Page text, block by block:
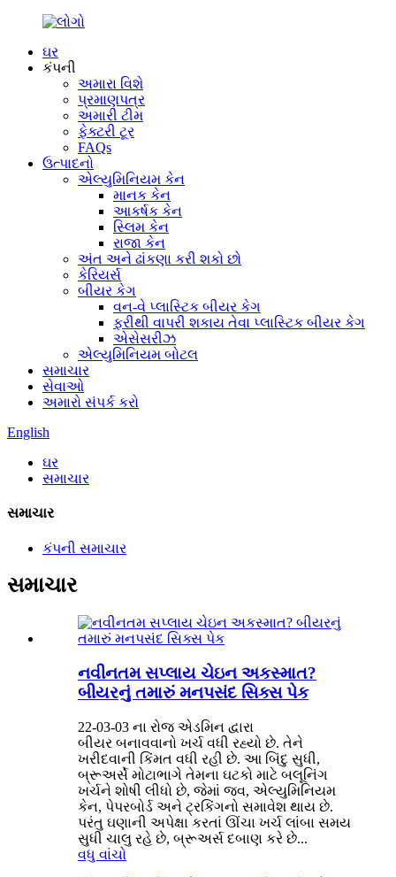
ઘર
કંપની
અમારા વિશે
પ્રમાણપત્ર
અમારી ટીમ
ફેક્ટરી ટૂર
FAQs
ઉત્પાદનો
એલ્યુમિનિયમ કેન
માનક કેન
આકર્ષક કેન
સ્લિમ કેન
રાજા કેન
અંત અને ઢાંકણા કરી શકો છો
કેરિયર્સ
બીયર કેગ
વન-વે પ્લાસ્ટિક બીયર કેગ
ફરીથી વાપરી શકાય તેવા પ્લાસ્ટિક બીયર કેગ
એસેસરીઝ
એલ્યુમિનિયમ બોટલ
સમાચાર
સેવાઓ
અમારો સંપર્ક કરો
English
ઘર
સમાચાર
સમાચાર
કંપની સમાચાર
સમાચાર
નવીનતમ સપ્લાય ચેઇન અકસ્માત?
બીયરનું તમારું મનપસંદ સિક્સ પેક
22-03-03 ના રોજ એડમિન દ્વારા
બીયર બનાવવાનો ખર્ચ વધી રહ્યો છે. તેને
ખરીદવાની કિંમત વધી રહી છે. આ બિંદુ સુધી,
બ્રૂઅર્સે મોટાભાગે તેમના ઘટકો માટે બલૂનિંગ
ખર્ચને શોષી લીધો છે, જેમાં જવ, એલ્યુમિનિયમ
કેન, પેપરબોર્ડ અને ટ્રકિંગનો સમાવેશ થાય છે.
પરંતુ ઘણાની અપેક્ષા કરતાં ઊંચા ખર્ચ લાંબા સમય
સુધી ચાલુ રહે છે, બ્રૂઅર્સ દબાણ કરે છે...
વધુ વાંચો